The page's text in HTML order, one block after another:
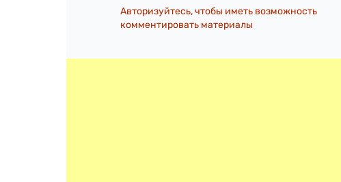
Авторизуйтесь, чтобы иметь возможность
комментировать материалы